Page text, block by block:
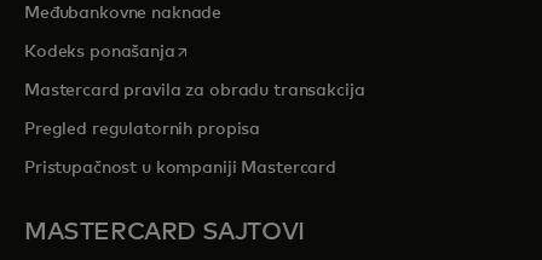
Međubankovne naknade
Kodeks ponašanjaopens in a new tab
Mastercard pravila za obradu transakcija
Pregled regulatornih propisa
Pristupačnost u kompaniji Mastercard
MASTERCARD SAJTOVI